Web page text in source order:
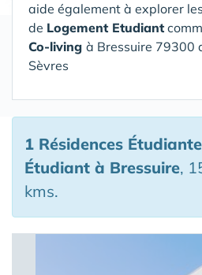
aide également à explorer
de Logement Etudiant
Co-living à Bressuire 79300
Sèvres
1 Résidences
Étudiant à Bressuire,
kms.